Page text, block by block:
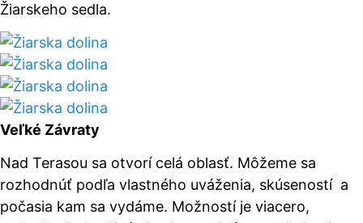
Žiarskeho sedla.
Veľké Závraty
Nad Terasou sa otvorí celá oblasť. Môžeme sa
rozhodnúť podľa vlastného uváženia, skúseností a
počasia kam sa vydáme. Možností je viacero,